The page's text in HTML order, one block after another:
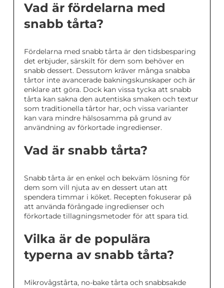
Vad är fördelarna med
snabb tårta?
Fördelarna med snabb tårta är den tidsbesparing
det erbjuder, särskilt för dem som behöver en
snabb dessert. Dessutom kräver många snabba
tårtor inte avancerade bakningskunskaper och är
enklare att göra. Dock kan vissa tycka att snabb
tårta kan sakna den autentiska smaken och textur
som traditionella tårtor har, och vissa varianter
kan vara mindre hälsosamma på grund av
användning av förkortade ingredienser.
Vad är snabb tårta?
Snabb tårta är en enkel och bekväm lösning för
dem som vill njuta av en dessert utan att
spendera timmar i köket. Recepten fokuserar på
att använda förångade ingredienser och
förkortade tillagningsmetoder för att spara tid.
Vilka är de populära
typerna av snabb tårta?
Mikrovågstårta, no-bake tårta och snabbsakde